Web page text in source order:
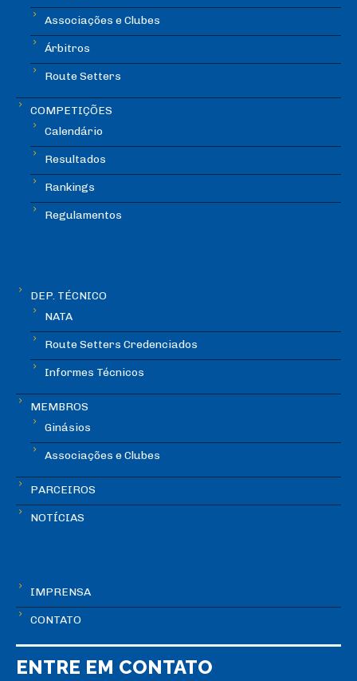
Associações e Clubes
Árbitros
Route Setters
COMPETIÇÕES
Calendário
Resultados
Rankings
Regulamentos
DEP. TÉCNICO
NATA
Route Setters Credenciados
Informes Técnicos
MEMBROS
Ginásios
Associações e Clubes
PARCEIROS
NOTÍCIAS
IMPRENSA
CONTATO
ENTRE EM CONTATO